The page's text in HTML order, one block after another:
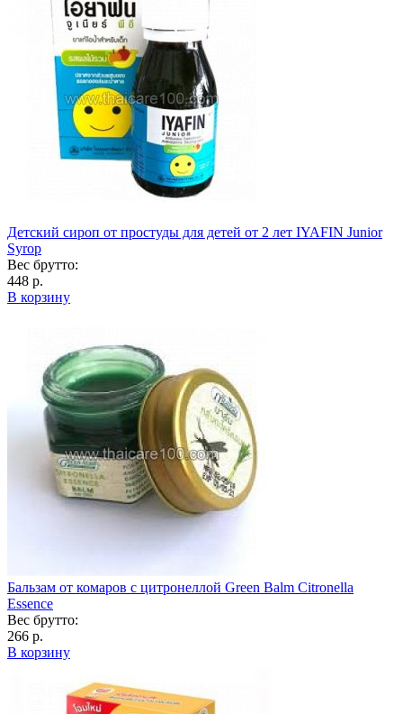
Детский сироп от простуды для детей от 2 лет IYAFIN Junior
Syrop
Вес брутто:
448 р.
В корзину
Бальзам от комаров с цитронеллой Green Balm Citronella
Essence
Вес брутто:
266 р.
В корзину